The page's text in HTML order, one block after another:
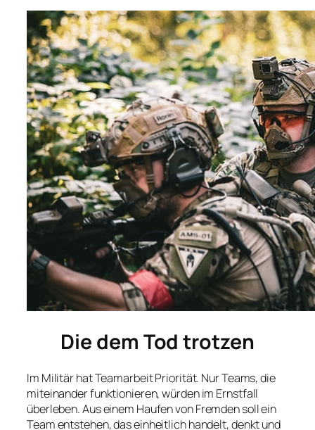
Die dem Tod trotzen
Im Militär hat Teamarbeit Priorität. Nur Teams, die
miteinander funktionieren, würden im Ernstfall
überleben. Aus einem Haufen von Fremden soll ein
Team entstehen, das einheitlich handelt, denkt und